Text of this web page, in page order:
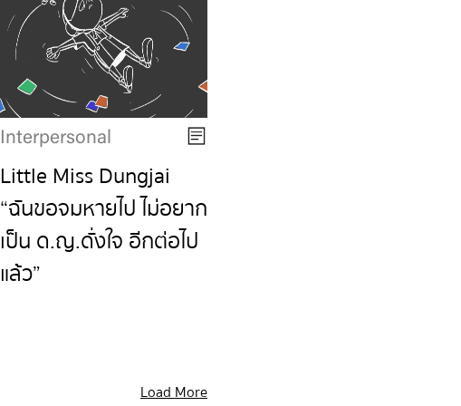
Interpersonal
Little Miss Dungjai
“ฉันขอจมหายไป ไม่อยาก
เป็น ด.ญ.ดั่งใจ อีกต่อไป
แล้ว”
Load More